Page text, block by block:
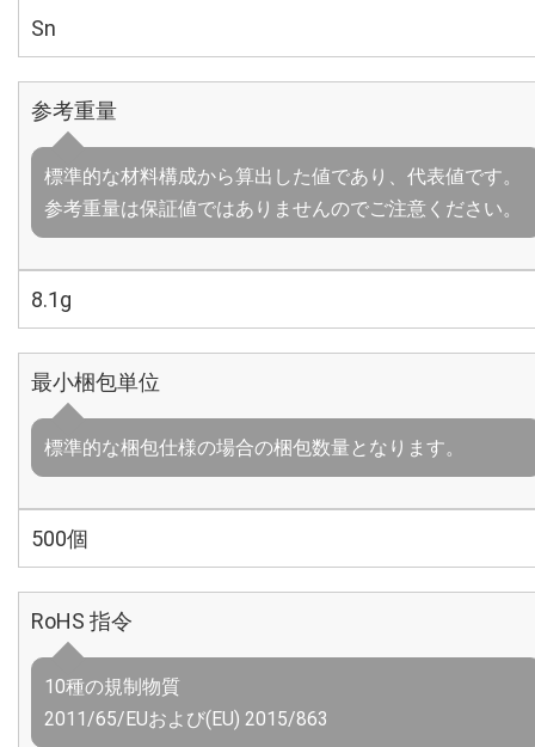
Sn
参考重量
標準的な材料構成から算出した値であり、代表値です。
参考重量は保証値ではありませんのでご注意ください。
8.1g
最小梱包単位
標準的な梱包仕様の場合の梱包数量となります。
500個
RoHS 指令
10種の規制物質
2011/65/EUおよび(EU) 2015/863